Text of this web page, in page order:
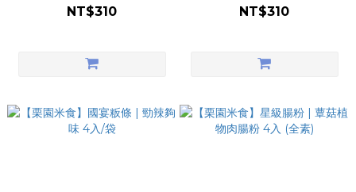
NT$310 NT$310